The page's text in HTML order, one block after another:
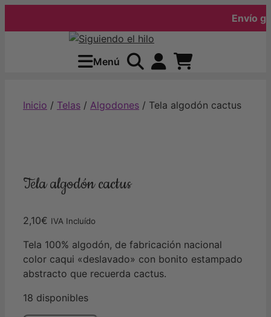
Envío
Menú
Inicio / Telas / Algodones / Tela algodón cactus
Tela algodón cactus
2,10€ IVA Incluído
Tela 100% algodón, de fabricación nacional
color caqui «deslavado» con bonito estampado
abstracto que recuerda cactus.
18 disponibles